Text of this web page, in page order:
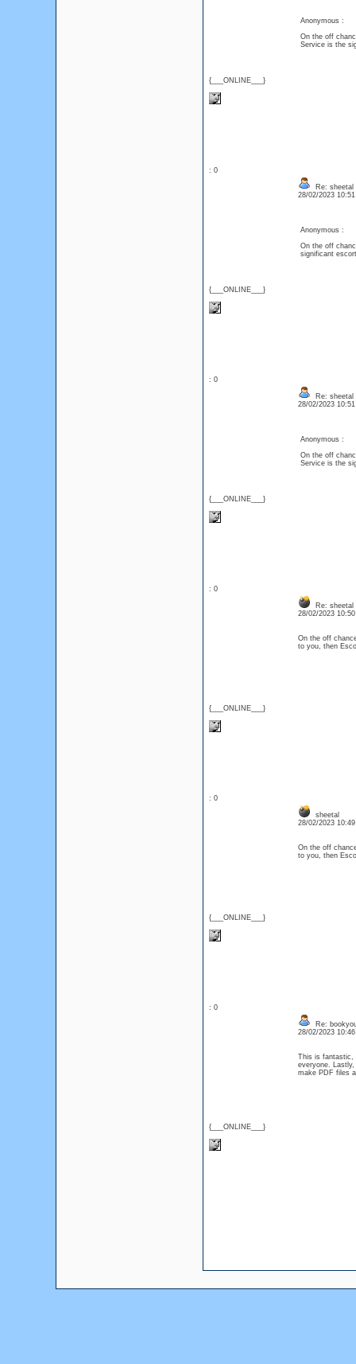
{___ONLINE___}
Anonymous :
On the off
Service is the
: 0
{___ONLINE___}
Re: sheetal
28/02/2023
Anonymous :
On the off
significant
: 0
{___ONLINE___}
Re: sheetal
28/02/2023
Anonymous :
On the off
Service is the
: 0
{___ONLINE___}
Re: sheetal
28/02/2023
On the off
to you, then
: 0
{___ONLINE___}
sheetal
28/02/2023
On the off
to you, then
: 0
{___ONLINE___}
Re:
28/02/2023
This is fantastic,
everyone.
make PDF files